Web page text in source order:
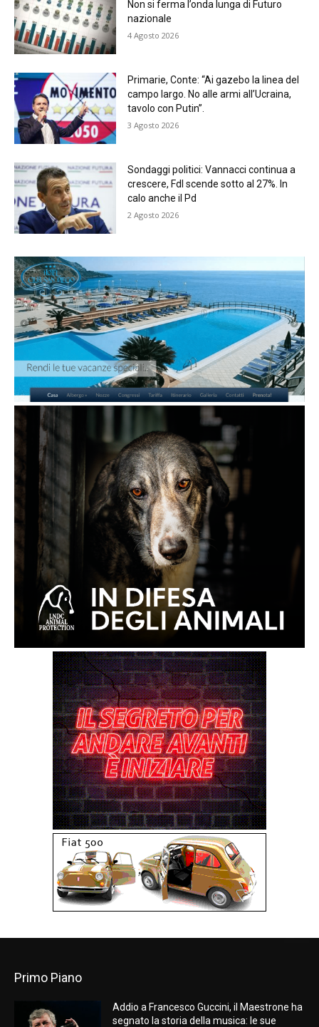
Non si ferma l’onda lunga di Futuro
nazionale
4 Agosto 2026
Primarie, Conte: “Ai gazebo la linea del
campo largo. No alle armi all’Ucraina,
tavolo con Putin”.
3 Agosto 2026
Sondaggi politici: Vannacci continua a
crescere, FdI scende sotto al 27%. In
calo anche il Pd
2 Agosto 2026
Primo Piano
Addio a Francesco Guccini, il Maestrone ha
segnato la storia della musica: le sue